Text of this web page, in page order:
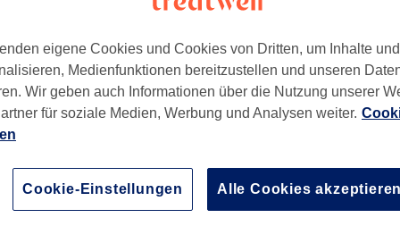
ab 44,65 €
ab 59 €
& Selber
eigene Cookies und Cookies von Dritten, um Inhalte
Medienfunktionen bereitzustellen und unseren
Wir geben auch Informationen über die Nutzung unserer
für soziale Medien, Werbung und Analysen weiter.
Cookie-Einstellungen Alle Cookies akzeptieren